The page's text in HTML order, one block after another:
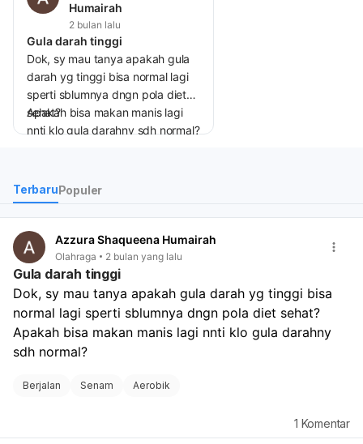
Humairah
2 bulan lalu
Gula darah tinggi
Dok, sy mau tanya apakah gula
darah yg tinggi bisa normal lagi
sperti sblumnya dngn pola diet
sehat?
Apakah bisa makan manis lagi
nnti klo gula darahny sdh normal?
TerbaruPopuler
Azzura Shaqueena Humairah
Olahraga 2 bulan yang lalu
Gula darah tinggi
Dok, sy mau tanya apakah gula darah yg tinggi bisa
normal lagi sperti sblumnya dngn pola diet sehat?
Apakah bisa makan manis lagi nnti klo gula darahny
sdh normal?
Berjalan Senam Aerobik
1 Komentar